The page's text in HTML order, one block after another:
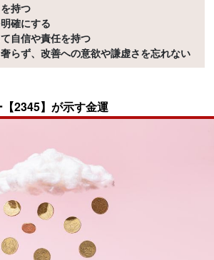
持つ
確にする
自信や責任を持つ
らず、改善への意欲や謙虚さを忘れない
2345】が示す金運